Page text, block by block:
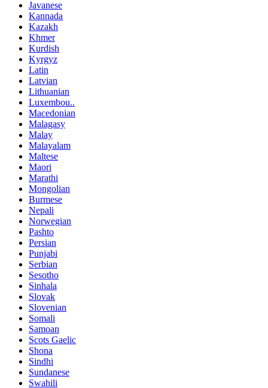
Javanese
Kannada
Kazakh
Khmer
Kurdish
Kyrgyz
Latin
Latvian
Lithuanian
Luxembou..
Macedonian
Malagasy
Malay
Malayalam
Maltese
Maori
Marathi
Mongolian
Burmese
Nepali
Norwegian
Pashto
Persian
Punjabi
Serbian
Sesotho
Sinhala
Slovak
Slovenian
Somali
Samoan
Scots Gaelic
Shona
Sindhi
Sundanese
Swahili